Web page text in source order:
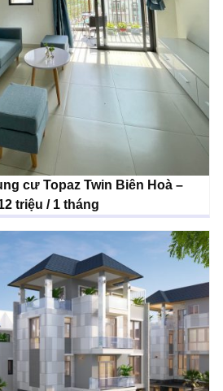
cư Topaz Twin Biên Hoà –
triệu / 1 tháng